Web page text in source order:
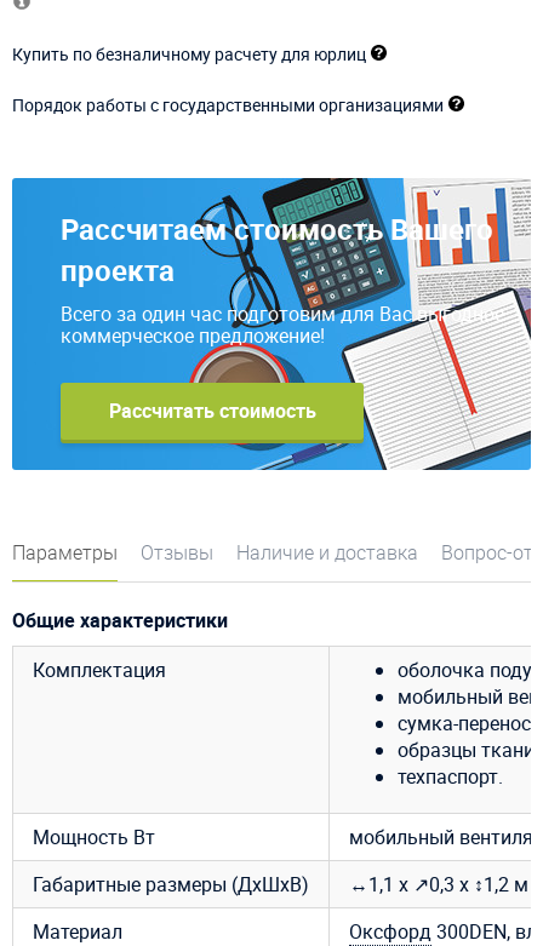
Купить по безналичному расчету для юрлиц
Порядок работы с государственными организациями
Рассчитаем стоимость Вашего
проекта
Всего за один час подготовим для Вас выгодное
коммерческое предложение!
Рассчитать стоимость
Параметры Отзывы Наличие и доставка Вопрос-
Общие характеристики
Комплектация
оболочка
мобильный
сумка-
образцы ткани
техпаспорт.
Мощность Вт
мобильный
Габаритные размеры (ДхШхВ)
↔1,1 х ↗0,3 х ↕1,2 м
Материал
Оксфорд300DEN,